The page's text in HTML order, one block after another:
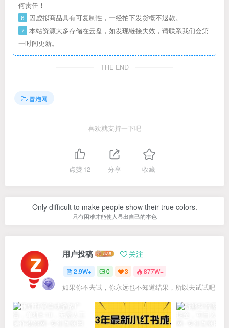
何责任！
6 因虚拟商品具有可复制性，一经拍下发货概不退款。
7 本站资源大多存储在云盘，如发现链接失效，请联系我们会第
一时间更新。
THE END
冒泡网
喜欢就支持一下吧
点赞12 分享 收藏
Only difficult to make people show their true colors.
只有困难才能使人显出自己的本色
用户投稿 关注
2.9W+ 0 3 877W+
如果你不去试，你永远也不知道结果，所以去试试吧